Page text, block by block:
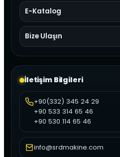
E-Katalog
Bize Ulaşın
İletişim Bilgileri
+90(332) 345 24 29
+90 533 314 65 46
+90 530 114 65 46
info@srdmakine.com